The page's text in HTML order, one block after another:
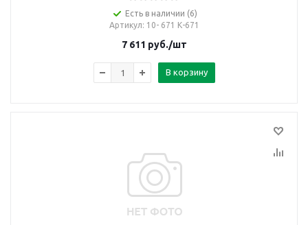
Есть в наличии (6)
Артикул: 10- 671 К-671
7 611 руб./шт
В корзину